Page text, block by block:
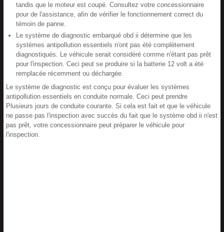
tandis que le moteur est coupé. Consultez votre concessionnaire
pour de l'assistance, afin de vérifier le fonctionnement correct du
témoin de panne.
Le système de diagnostic embarqué obd ii détermine que les
systèmes antipollution essentiels n'ont pas été complètement
diagnostiqués. Le véhicule serait considéré comme n'étant pas prêt
pour l'inspection. Ceci peut se produire si la batterie 12 volt a été
remplacée récemment ou déchargée.
Le système de diagnostic est conçu pour évaluer les systèmes
antipollution essentiels en conduite normale. Ceci peut prendre
Plusieurs jours de conduite courante. Si cela est fait et que le véhicule
ne passe pas l'inspection avec succès du fait que le système obd ii n'est
pas prêt, votre concessionnaire peut préparer le véhicule pour
l'inspection.